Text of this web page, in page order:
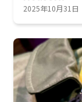
2025年10月31日